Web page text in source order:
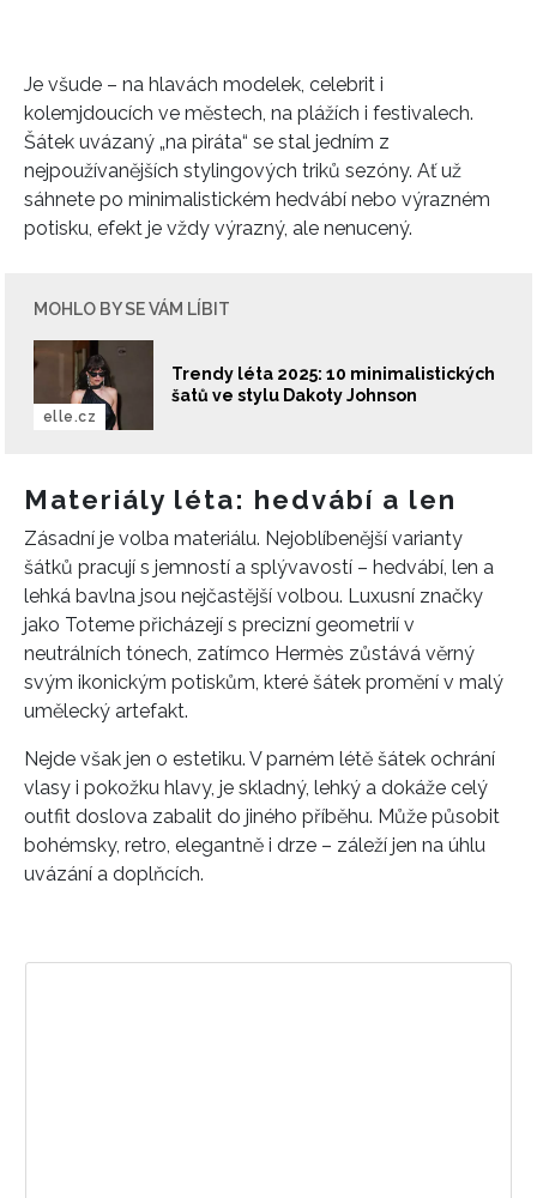
Je všude – na hlavách modelek, celebrit i
kolemjdoucích ve městech, na plážích i festivalech.
Šátek uvázaný „na piráta“ se stal jedním z
nejpoužívanějších stylingových triků sezóny. Ať už
sáhnete po minimalistickém hedvábí nebo výrazném
potisku, efekt je vždy výrazný, ale nenucený.
MOHLO BY SE VÁM LÍBIT
Trendy léta 2025: 10 minimalistických
šatů ve stylu Dakoty Johnson
elle.cz
Materiály léta: hedvábí a len
Zásadní je volba materiálu. Nejoblíbenější varianty
šátků pracují s jemností a splývavostí – hedvábí, len a
lehká bavlna jsou nejčastější volbou. Luxusní značky
jako Toteme přicházejí s precizní geometrií v
neutrálních tónech, zatímco Hermès zůstává věrný
svým ikonickým potiskům, které šátek promění v malý
umělecký artefakt.
Nejde však jen o estetiku. V parném létě šátek ochrání
vlasy i pokožku hlavy, je skladný, lehký a dokáže celý
outfit doslova zabalit do jiného příběhu. Může působit
bohémsky, retro, elegantně i drze – záleží jen na úhlu
uvázání a doplňcích.